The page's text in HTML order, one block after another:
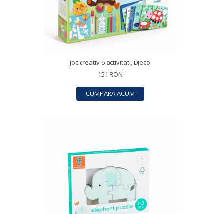
Joc creativ 6 activitati, Djeco
151 RON
CUMPARA ACUM